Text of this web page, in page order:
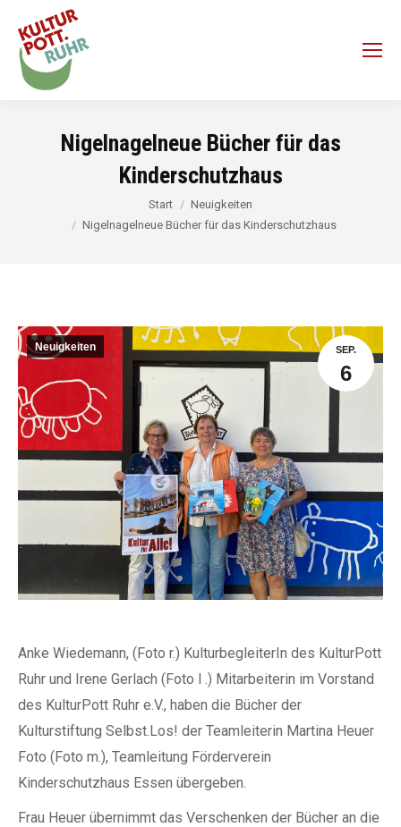
Nigelnagelneue Bücher für das
Kinderschutzhaus
Sie befinden sich hier:Start
Neuigkeiten
Nigelnagelneue Bücher für das Kinderschutzhaus
SEP.
6
Neuigkeiten
Anke Wiedemann, (Foto r.) KulturbegleiterIn des KulturPott
Ruhr und Irene Gerlach (Foto l .) Mitarbeiterin im Vorstand
des KulturPott Ruhr e.V., haben die Bücher der
Kulturstiftung Selbst.Los! der Teamleiterin Martina Heuer
Foto (Foto m.), Teamleitung Förderverein
Kinderschutzhaus Essen übergeben.
Frau Heuer übernimmt das Verschenken der Bücher an die